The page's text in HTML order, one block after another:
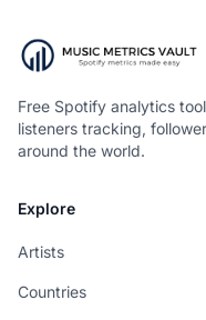
Free Spotify analytics
listeners tracking,
around the world.
Explore
Artists
Countries